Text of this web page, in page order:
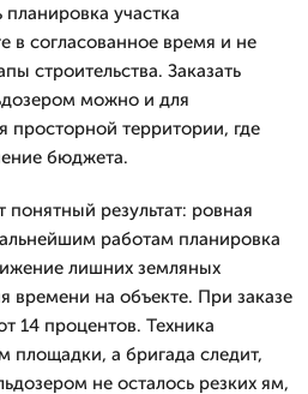
участка
в согласованное время и не
строительства. Заказать
можно и для
просторной территории, где
бюджета.
понятный результат: ровная
работам планировка
лишних земляных
на объекте. При заказе
14 процентов. Техника
площадки, а бригада следит,
не осталось резких ям,